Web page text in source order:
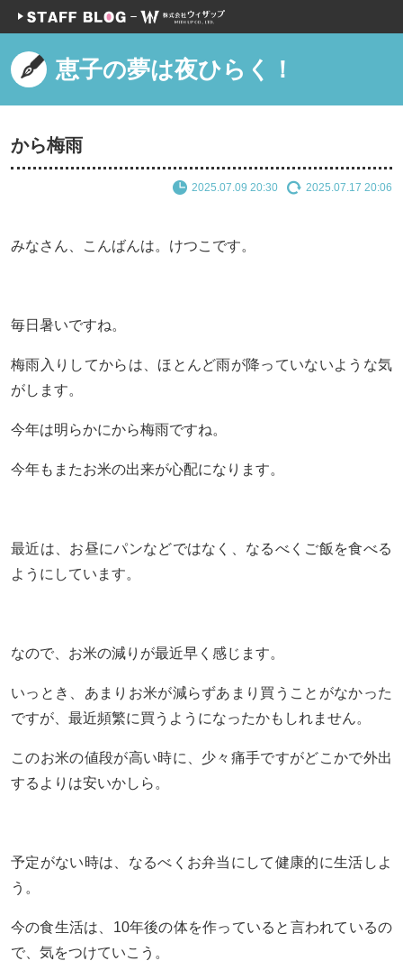
恵子の夢は夜ひらく！
から梅雨
2025.07.09 20:30 2025.07.17 20:06
みなさん、こんばんは。けつこです。
毎日暑いですね。
梅雨入りしてからは、ほとんど雨が降っていないような気
がします。
今年は明らかにから梅雨ですね。
今年もまたお米の出来が心配になります。
最近は、お昼にパンなどではなく、なるべくご飯を食べる
ようにしています。
なので、お米の減りが最近早く感じます。
いっとき、あまりお米が減らずあまり買うことがなかった
ですが、最近頻繁に買うようになったかもしれません。
このお米の値段が高い時に、少々痛手ですがどこかで外出
するよりは安いかしら。
予定がない時は、なるべくお弁当にして健康的に生活しよ
う。
今の食生活は、10年後の体を作っていると言われているの
で、気をつけていこう。